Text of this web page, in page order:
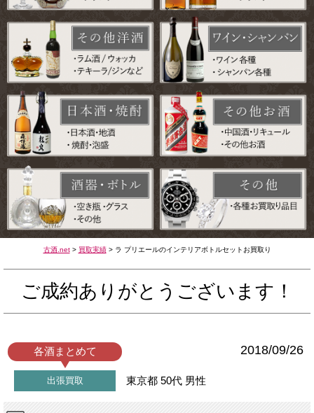
古酒.net> 買取実績> ラ プリエールのインテリアボトルセットお買取り
ご成約ありがとうございます！
各酒まとめて 2018/09/26
出張買取 東京都 50代 男性